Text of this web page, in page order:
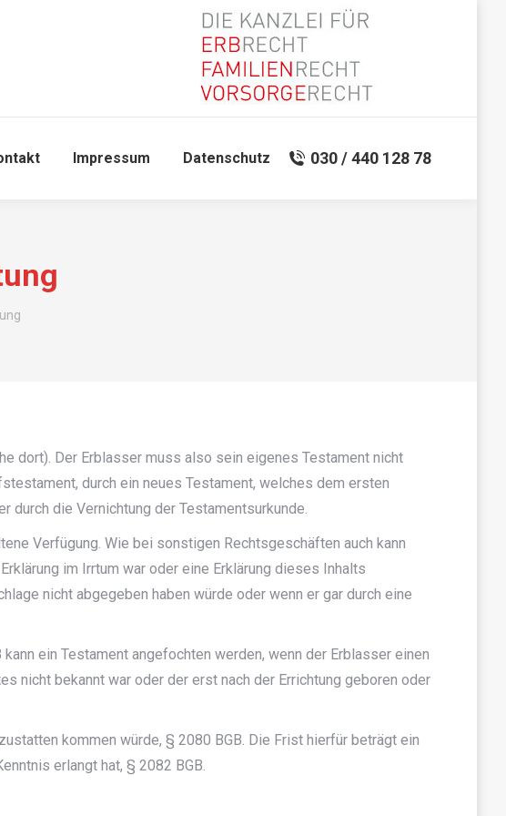
Impressum Datenschutz 030 / 440 128 78
dort). Der Erblasser muss also sein eigenes Testament nicht
durch ein neues Testament, welches dem ersten
durch die Vernichtung der Testamentsurkunde.
Verfügung. Wie bei sonstigen Rechtsgeschäften auch kann
im Irrtum war oder eine Erklärung dieses Inhalts
nicht abgegeben haben würde oder wenn er gar durch eine
ein Testament angefochten werden, wenn der Erblasser einen
nicht bekannt war oder der erst nach der Errichtung geboren oder
kommen würde, § 2080 BGB. Die Frist hierfür beträgt ein
erlangt hat, § 2082 BGB.